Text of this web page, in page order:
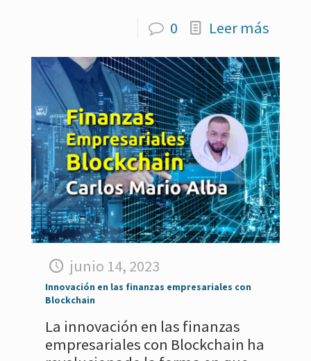
0
Leer más
junio 14, 2023
Innovación en las finanzas empresariales con
Blockchain
La innovación en las finanzas
empresariales con Blockchain ha